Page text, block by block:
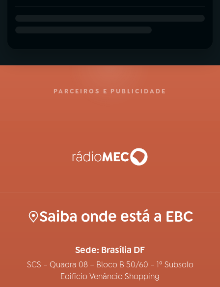
PARCEIROS E PUBLICIDADE
Saiba onde está a EBC
Sede: Brasília DF
SCS – Quadra 08 – Bloco B 50/60 – 1º Subsolo
Edifício Venâncio Shopping